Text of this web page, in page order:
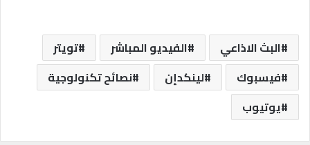
البث الاذاعي الفيديو المباشر
تويتر
فيسبوك
لينكدإن
نصائح تكنولوجية
يوتيوب